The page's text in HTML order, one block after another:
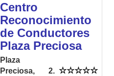
Centro
Reconocimiento
de Conductores
Plaza Preciosa
Plaza
Preciosa, 2.